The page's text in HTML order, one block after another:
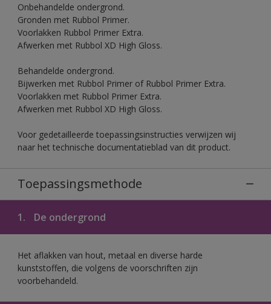
Onbehandelde ondergrond.
Gronden met Rubbol Primer.
Voorlakken Rubbol Primer Extra.
Afwerken met Rubbol XD High Gloss.
Behandelde ondergrond.
Bijwerken met Rubbol Primer of Rubbol Primer Extra.
Voorlakken met Rubbol Primer Extra.
Afwerken met Rubbol XD High Gloss.
Voor gedetailleerde toepassingsinstructies verwijzen wij
naar het technische documentatieblad van dit product.
Toepassingsmethode
1. De ondergrond
Het aflakken van hout, metaal en diverse harde
kunststoffen, die volgens de voorschriften zijn
voorbehandeld.